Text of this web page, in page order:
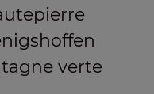
verte